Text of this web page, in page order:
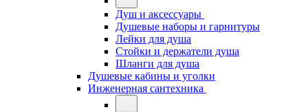
Душ и аксессуары
Душевые наборы и гарнитуры
Лейки для душа
Стойки и держатели душа
Шланги для душа
Душевые кабины и уголки
Инженерная сантехника